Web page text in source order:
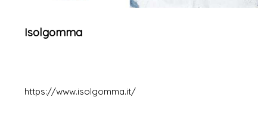
Isolgomma
https://www.isolgomma.it/